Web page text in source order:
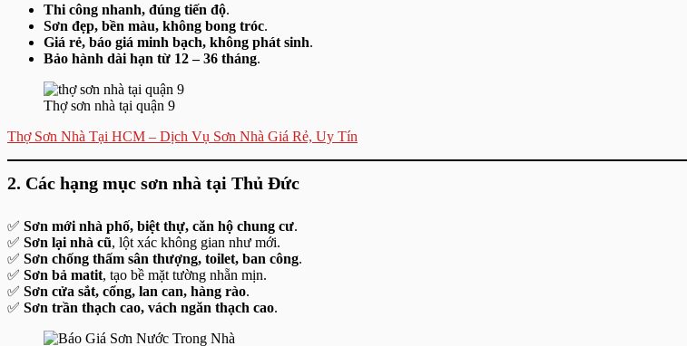
Thi công nhanh, đúng tiến độ.
Sơn đẹp, bền màu, không bong tróc.
Giá rẻ, báo giá minh bạch, không phát sinh.
Bảo hành dài hạn từ 12 – 36 tháng.
Thợ sơn nhà tại quận 9
Thợ Sơn Nhà Tại HCM – Dịch Vụ Sơn Nhà Giá Rẻ, Uy Tín
2. Các hạng mục sơn nhà tại Thủ Đức
✅ Sơn mới nhà phố, biệt thự, căn hộ chung cư.
✅ Sơn lại nhà cũ, lột xác không gian như mới.
✅ Sơn chống thấm sân thượng, toilet, ban công.
✅ Sơn bả matit, tạo bề mặt tường nhẵn mịn.
✅ Sơn cửa sắt, cổng, lan can, hàng rào.
✅ Sơn trần thạch cao, vách ngăn thạch cao.